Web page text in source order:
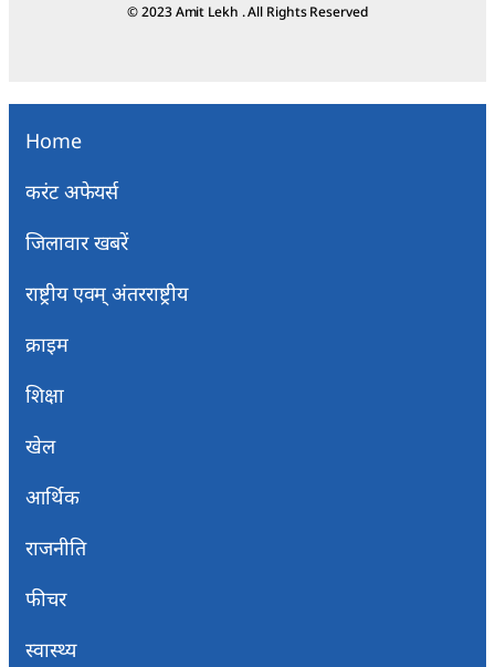
© 2023 Amit Lekh . All Rights Reserved
Home
करंट अफेयर्स
जिलावार खबरें
राष्ट्रीय एवम् अंतरराष्ट्रीय
क्राइम
शिक्षा
खेल
आर्थिक
राजनीति
फीचर
स्वास्थ्य